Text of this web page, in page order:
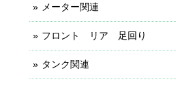
メーター関連
フロント リア 足回り
タンク関連